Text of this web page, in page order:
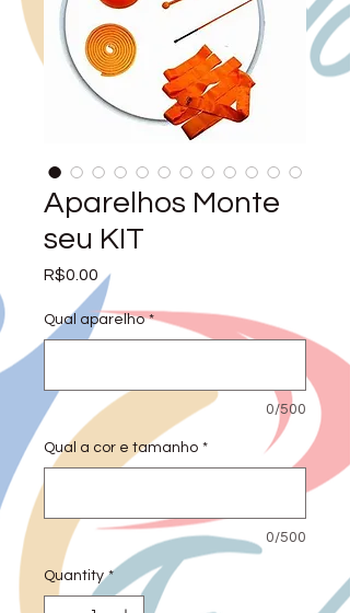
Aparelhos Monte
seu KIT
R$0.00 Price
Qual aparelho *
0/500
Qual a cor e tamanho *
0/500
Quantity *